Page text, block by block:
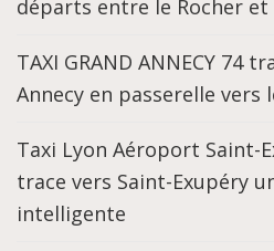
départs entre le Rocher et
TAXI GRAND ANNECY 74
Annecy en passerelle vers
Taxi Lyon Aéroport Saint-
trace vers Saint-Exupéry
intelligente